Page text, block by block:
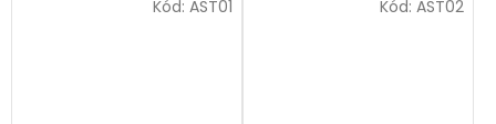
Kód: AST01 Kód: AST02